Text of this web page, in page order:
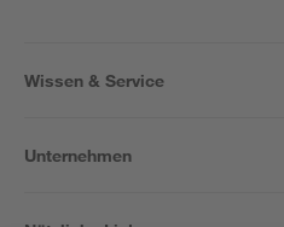
Wissen & Service
Unternehmen